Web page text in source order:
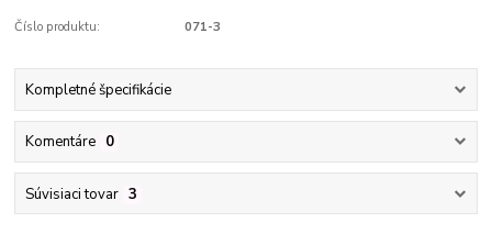
Číslo produktu: 071-3
Kompletné špecifikácie
Komentáre 0
Súvisiaci tovar 3